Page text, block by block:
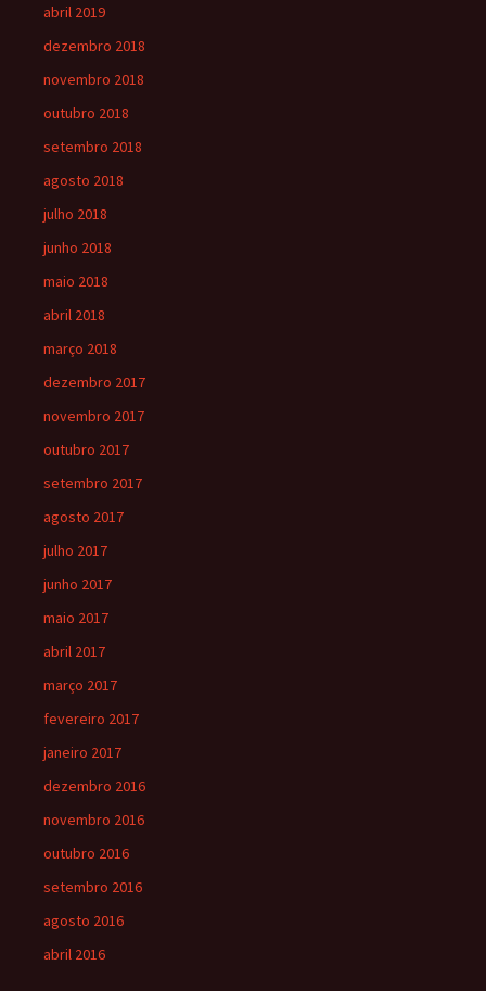
abril 2019
dezembro 2018
novembro 2018
outubro 2018
setembro 2018
agosto 2018
julho 2018
junho 2018
maio 2018
abril 2018
março 2018
dezembro 2017
novembro 2017
outubro 2017
setembro 2017
agosto 2017
julho 2017
junho 2017
maio 2017
abril 2017
março 2017
fevereiro 2017
janeiro 2017
dezembro 2016
novembro 2016
outubro 2016
setembro 2016
agosto 2016
abril 2016